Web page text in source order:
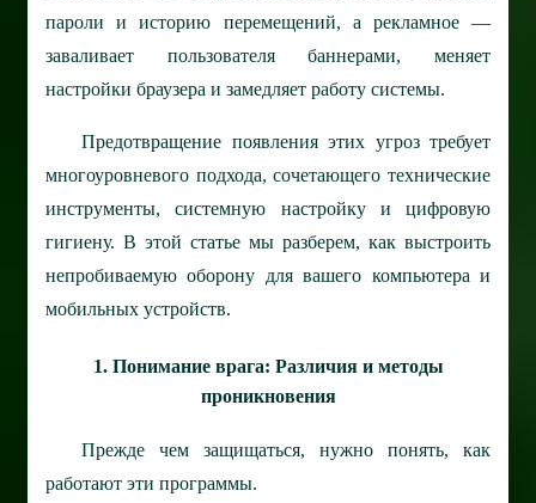
пароли и историю перемещений, а рекламное —
заваливает пользователя баннерами, меняет
настройки браузера и замедляет работу системы.
Предотвращение появления этих угроз требует
многоуровневого подхода, сочетающего технические
инструменты, системную настройку и цифровую
гигиену. В этой статье мы разберем, как выстроить
непробиваемую оборону для вашего компьютера и
мобильных устройств.
1. Понимание врага: Различия и методы
проникновения
Прежде чем защищаться, нужно понять, как
работают эти программы.